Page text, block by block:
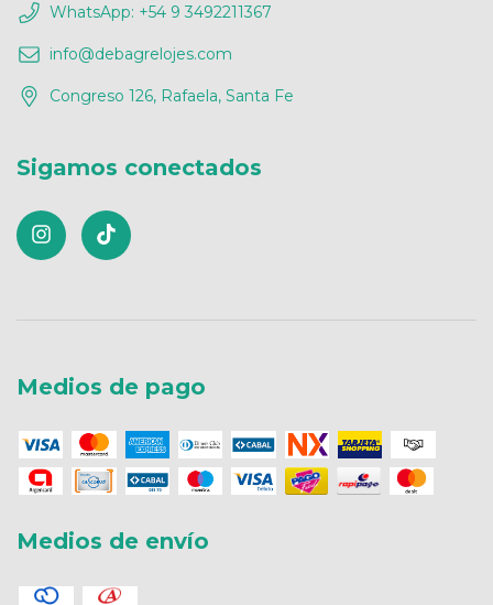
WhatsApp: +54 9 3492211367
info@debagrelojes.com
Congreso 126, Rafaela, Santa Fe
Sigamos conectados
Medios de pago
Medios de envío